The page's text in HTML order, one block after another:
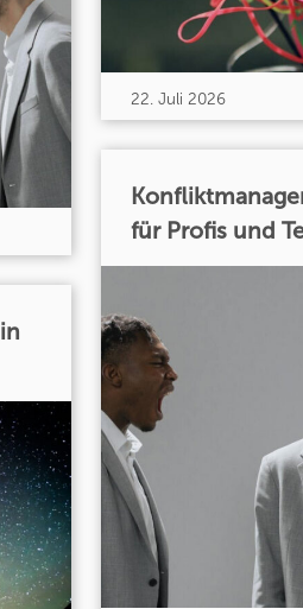
22. Juli 2026
für Profis und